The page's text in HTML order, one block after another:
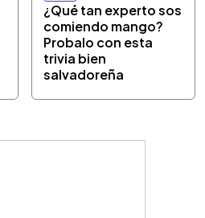
¿Qué tan experto sos
comiendo mango?
Probalo con esta
trivia bien
salvadoreña